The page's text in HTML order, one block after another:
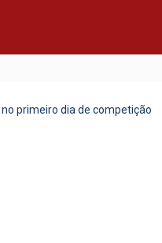
no primeiro dia de competição